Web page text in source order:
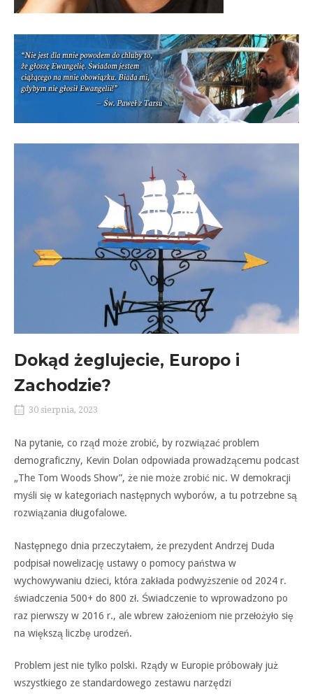
Dokąd żeglujecie, Europo i
Zachodzie?
30 sierpnia, 2023
Na pytanie, co rząd może zrobić, by rozwiązać problem
demograficzny, Kevin Dolan odpowiada prowadzącemu podcast
„The Tom Woods Show”, że nie może zrobić nic. W demokracji
myśli się w kategoriach następnych wyborów, a tu potrzebne są
rozwiązania długofalowe.
Następnego dnia przeczytałem, że prezydent Andrzej Duda
podpisał nowelizację ustawy o pomocy państwa w
wychowywaniu dzieci, która zakłada podwyższenie od 2024 r.
świadczenia 500+ do 800 zł. Świadczenie to wprowadzono po
raz pierwszy w 2016 r., ale wbrew założeniom nie przełożyło się
na większą liczbę urodzeń.
Problem jest nie tylko polski. Rządy w Europie próbowały już
wszystkiego ze standardowego zestawu narzędzi